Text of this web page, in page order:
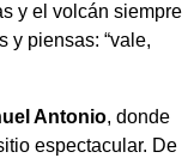
y el volcán siempre
y piensas: “vale,
Antonio, donde
espectacular. De